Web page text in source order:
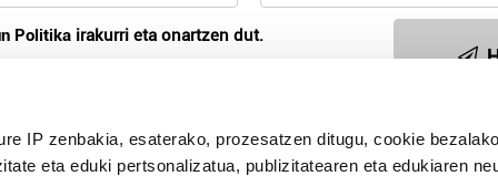
IP zenbakia, esaterako, prozesatzen ditugu, cookie
eta eduki pertsonalizatua, publizitatearen eta edukiaren
Politika irakurri eta onartzen dut.
Publizitatea